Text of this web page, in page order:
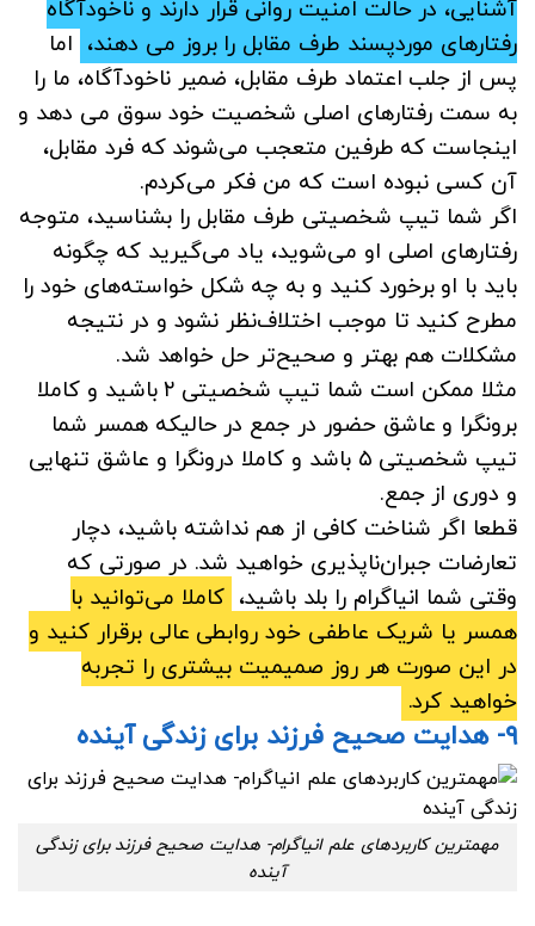
آشنایی، در حالت امنیت روانی قرار دارند و ناخودآگاه
رفتارهای موردپسند طرف مقابل را بروز می دهند، اما
پس از جلب اعتماد طرف مقابل، ضمیر ناخودآگاه، ما را
به سمت رفتارهای اصلی شخصیت خود سوق می دهد و
اینجاست که طرفین متعجب می‌شوند که فرد مقابل،
آن کسی نبوده است که من فکر می‌کردم.
اگر شما تیپ شخصیتی طرف مقابل را بشناسید، متوجه
رفتارهای اصلی او می‌شوید، یاد می‌گیرید که چگونه
باید با او برخورد کنید و به چه شکل خواسته‌های خود را
مطرح کنید تا موجب اختلاف‌نظر نشود و در نتیجه
مشکلات هم بهتر و صحیح‌تر حل خواهد شد.
مثلا ممکن است شما تیپ شخصیتی ۲ باشید و کاملا
برونگرا و عاشق حضور در جمع در حالیکه همسر شما
تیپ شخصیتی ۵ باشد و کاملا درونگرا و عاشق تنهایی
و دوری از جمع.
قطعا اگر شناخت کافی از هم نداشته باشید، دچار
تعارضات جبران‌ناپذیری خواهید شد. در صورتی که
وقتی شما انیاگرام را بلد باشید، کاملا می‌توانید با
همسر یا شریک عاطفی خود روابطی عالی برقرار کنید و
در این صورت هر روز صمیمیت بیشتری را تجربه
خواهید کرد.
۹- هدایت صحیح فرزند برای زندگی آینده
مهمترین کاربردهای علم انیاگرام- هدایت صحیح فرزند برای زندگی
آینده